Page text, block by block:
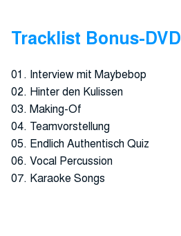
Tracklist Bonus-DVD
01. Interview mit Maybebop
02. Hinter den Kulissen
03. Making-Of
04. Teamvorstellung
05. Endlich Authentisch Quiz
06. Vocal Percussion
07. Karaoke Songs